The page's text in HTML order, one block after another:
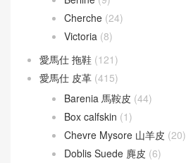
Cherche (24)
Victoria (8)
愛馬仕 拖鞋 (121)
愛馬仕 皮革 (415)
Barenia 馬鞍皮 (44)
Box calfskin (1)
Chevre Mysore 山羊皮 (20)
Doblis Suede 麂皮 (6)